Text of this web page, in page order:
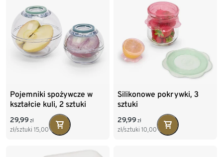
Pojemniki spożywcze w
kształcie kuli, 2 sztuki
29,99 zł
zł/sztuki 15,00
Silikonowe pokrywki, 3
sztuki
29,99 zł
zł/sztuki 10,00